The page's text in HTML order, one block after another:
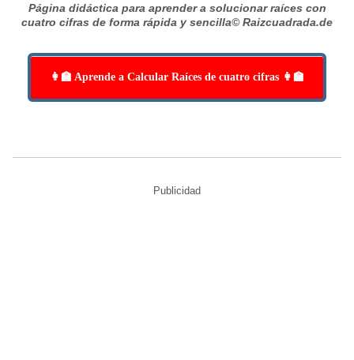
Página didáctica para aprender a solucionar raíces con
cuatro cifras de forma rápida y sencilla© Raizcuadrada.de
👩‍🏫 Aprende a Calcular Raíces de cuatro cifras 👩‍🏫
Publicidad